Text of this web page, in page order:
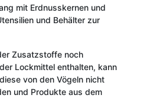
mit Erdnusskernen und
und Behälter zur
Zusatzstoffe noch
Lockmittel enthalten, kann
von den Vögeln nicht
und Produkte aus dem